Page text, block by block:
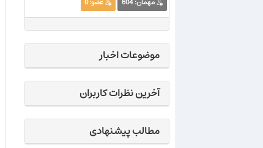
مهمان:604 عضو:0
موضوعات اخبار
آخرین نظرات کاربران
مطالب پیشنهادی